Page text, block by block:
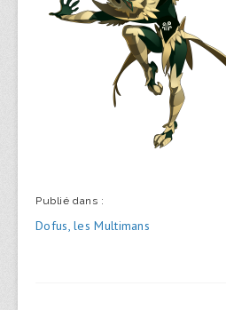
Publié dans :
Navigation
Dofus, les Multimans